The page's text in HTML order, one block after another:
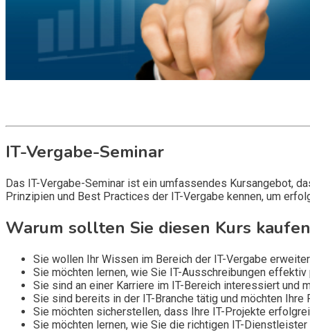
IT-Vergabe-Seminar
Das IT-Vergabe-Seminar ist ein umfassendes Kursangebot,
Prinzipien und Best Practices der IT-Vergabe kennen, um
Warum sollten Sie diesen Kurs
Sie wollen Ihr Wissen im Bereich der IT-Vergabe
Sie möchten lernen, wie Sie IT-Ausschreibungen effektiv
Sie sind an einer Karriere im IT-Bereich interessiert und
Sie sind bereits in der IT-Branche tätig und möchten
Sie möchten sicherstellen, dass Ihre IT-Projekte
Sie möchten lernen, wie Sie die richtigen IT-Dienstleister